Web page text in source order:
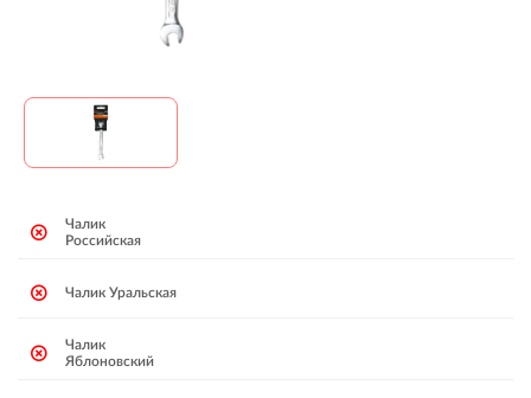
Чалик
Российская
Чалик Уральская
Чалик
Яблоновский